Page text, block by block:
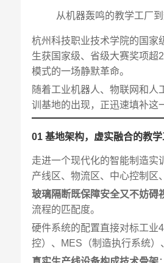
从机器轰鸣的教学工厂
杭州科技职业技术学院的国家
生获国家级、省级大赛奖项超
模式的一场静默革命。
随着工业机器人、物联网和
训基地的出现，正迅速填补
01 基地架构，虚实融合的教
走进一个现代化的智能制造实
产线区、物流区、中心控制区
玻璃隔断既保障安全又不妨碍
流程的匹配度。
硬件系统的配置直接对标工
控）、MES（制造执行系统）